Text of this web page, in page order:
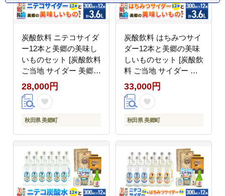
炭酸飲料 ニテコサイダ
ー12本と美郷の美味し
いものセット [炭酸飲料
ご当地 サイダー 美郷た
ぬ中 キーマカレー ニテ
コ玉キャンディ ニテコ
サイダー ドロップ 日本
おいしい 美味 秋田県
美郷町]
28,000円
秋田県 美郷町
炭酸飲料 はちみつサイ
ダー12本と美郷の美味
しいものセット [炭酸飲
料 ご当地 サイダー 美
郷たぬ中 キーマカレー
ニテコ玉キャンディ ニ
テコサイダー ドロップ
清水 おいしい 美味 秋
田県 美郷町]
33,000円
秋田県 美郷町